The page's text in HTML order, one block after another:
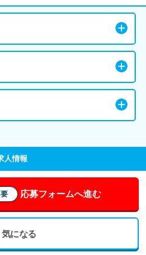
人情報
応募フォームへ進む
気になる